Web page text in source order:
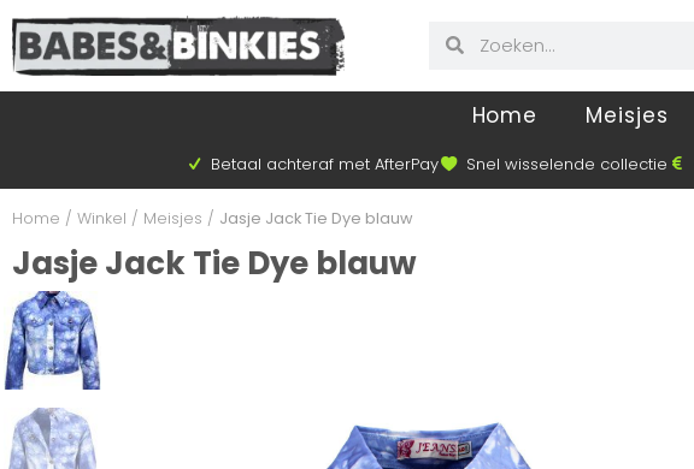
Home Meisjes
Betaal achteraf met AfterPay Snel wisselende collectie
Home / Winkel / Meisjes / Jasje Jack Tie Dye blauw
Jasje Jack Tie Dye blauw